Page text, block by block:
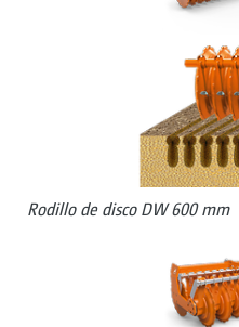
Rodillo de disco DW 600 mm